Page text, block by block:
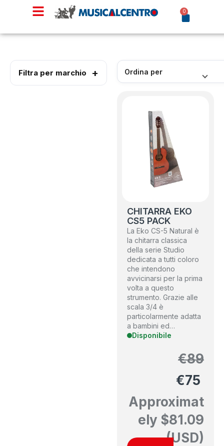
0
Filtra per marchio
CHITARRA EKO
CS5 PACK
La Eko CS-5 Natural è
la chitarra classica
della serie Studio
dedicata a tutti coloro
che intendono
avvicinarsi per la prima
volta a questo
strumento. Grazie alle
scala 3/4 è
particolarmente adatta
a bambini ed…
Disponibile
€89
€75
Approximat
ely $81.09
(USD)